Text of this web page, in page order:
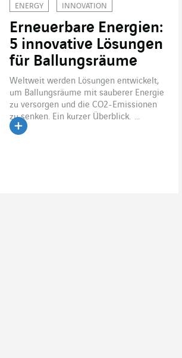
ENERGY INNOVATION
Erneuerbare Energien:
5 innovative Lösungen
für Ballungsräume
Weltweit werden Lösungen entwickelt,
um Ballungsräume mit sauberer Energie
zu versorgen und die CO2-Emissionen
zu senken. Ein kurzer Überblick. ...